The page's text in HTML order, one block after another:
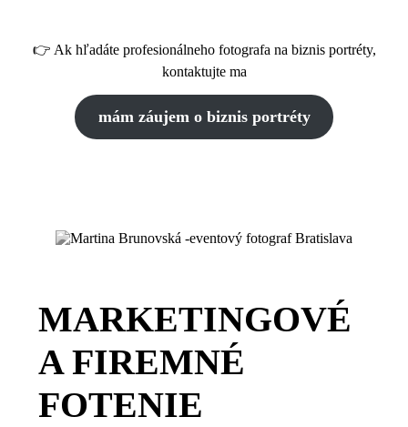
👉 Ak hľadáte profesionálneho fotografa na biznis portréty,
kontaktujte ma
mám záujem o biznis portréty
MARKETINGOVÉ
A FIREMNÉ
FOTENIE